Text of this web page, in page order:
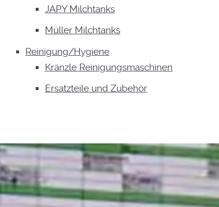
JAPY Milchtanks
Müller Milchtanks
Reinigung/Hygiene
Kränzle Reinigungsmaschinen
Ersatzteile und Zubehör